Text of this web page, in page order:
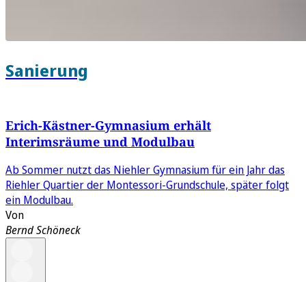
Sanierung
Erich-Kästner-Gymnasium erhält
Interimsräume und Modulbau
Ab Sommer nutzt das Niehler Gymnasium für ein Jahr das
Riehler Quartier der Montessori-Grundschule, später folgt
ein Modulbau.
Von
Bernd Schöneck